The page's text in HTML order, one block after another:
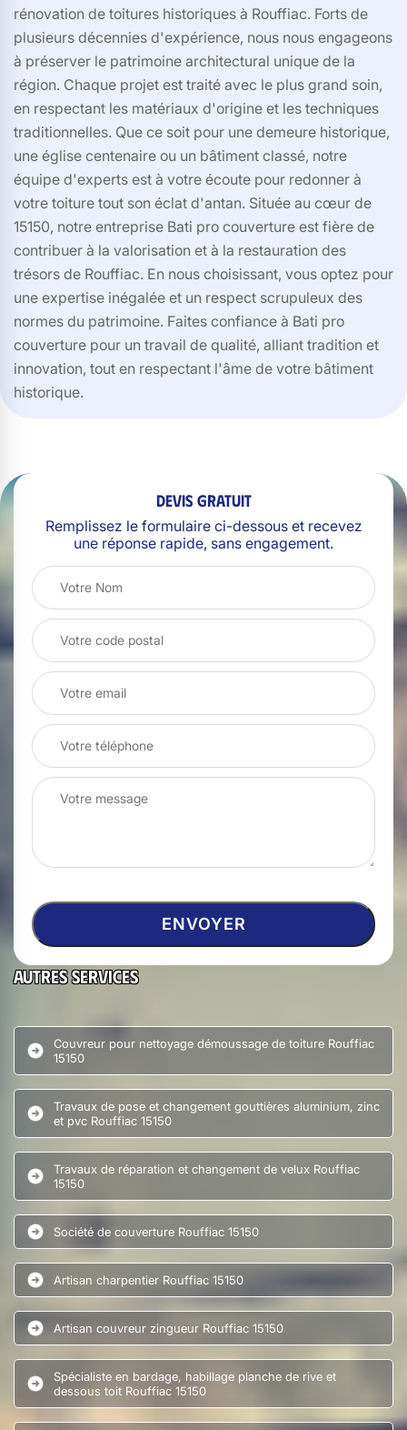
rénovation de toitures historiques à Rouffiac. Forts de
plusieurs décennies d'expérience, nous nous engageons
à préserver le patrimoine architectural unique de la
région. Chaque projet est traité avec le plus grand soin,
en respectant les matériaux d'origine et les techniques
traditionnelles. Que ce soit pour une demeure historique,
une église centenaire ou un bâtiment classé, notre
équipe d'experts est à votre écoute pour redonner à
votre toiture tout son éclat d'antan. Située au cœur de
15150, notre entreprise Bati pro couverture est fière de
contribuer à la valorisation et à la restauration des
trésors de Rouffiac. En nous choisissant, vous optez pour
une expertise inégalée et un respect scrupuleux des
normes du patrimoine. Faites confiance à Bati pro
couverture pour un travail de qualité, alliant tradition et
innovation, tout en respectant l'âme de votre bâtiment
historique.
Devis gratuit
Remplissez le formulaire ci-dessous et recevez
une réponse rapide, sans engagement.
Autres services
Couvreur pour nettoyage démoussage de toiture Rouffiac
15150
Travaux de pose et changement gouttières aluminium, zinc
et pvc Rouffiac 15150
Travaux de réparation et changement de velux Rouffiac
15150
Société de couverture Rouffiac 15150
Artisan charpentier Rouffiac 15150
Artisan couvreur zingueur Rouffiac 15150
Spécialiste en bardage, habillage planche de rive et
dessous toit Rouffiac 15150